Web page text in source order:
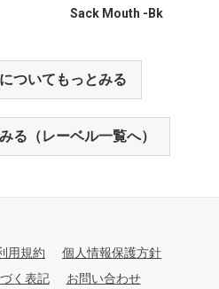
Sack Mouth -Bk
ついてもっとみる
る（レーベル一覧へ）
用規約
個人情報保護方針
く表記
お問い合わせ